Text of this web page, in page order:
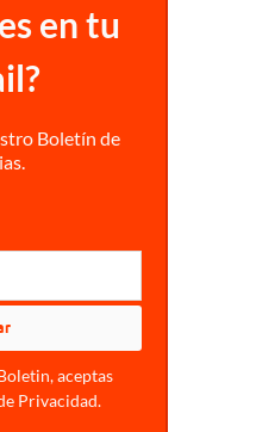
en tu
Boletín de
aceptas
Privacidad.